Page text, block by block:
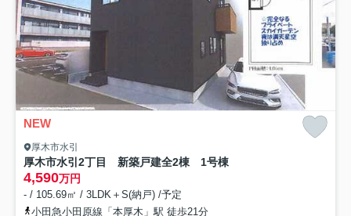
NEW
厚木市水引
厚木市水引2丁目 新築戸建全2棟 1号棟
4,590万円
- / 105.69㎡ / 3LDK＋S(納戸) /予定
小田急小田原線「本厚木」駅 徒歩21分